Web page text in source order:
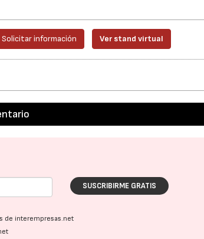
Solicitar información Ver stand virtual
SUSCRIBIRME GRATIS
de interempresas.net